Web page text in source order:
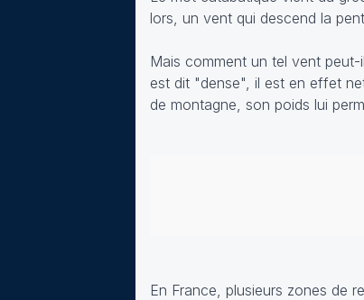
lors, un vent qui descend la
Mais comment un tel vent
est dit "dense", il est en effet
de montagne, son poids lui
En France, plusieurs zones de